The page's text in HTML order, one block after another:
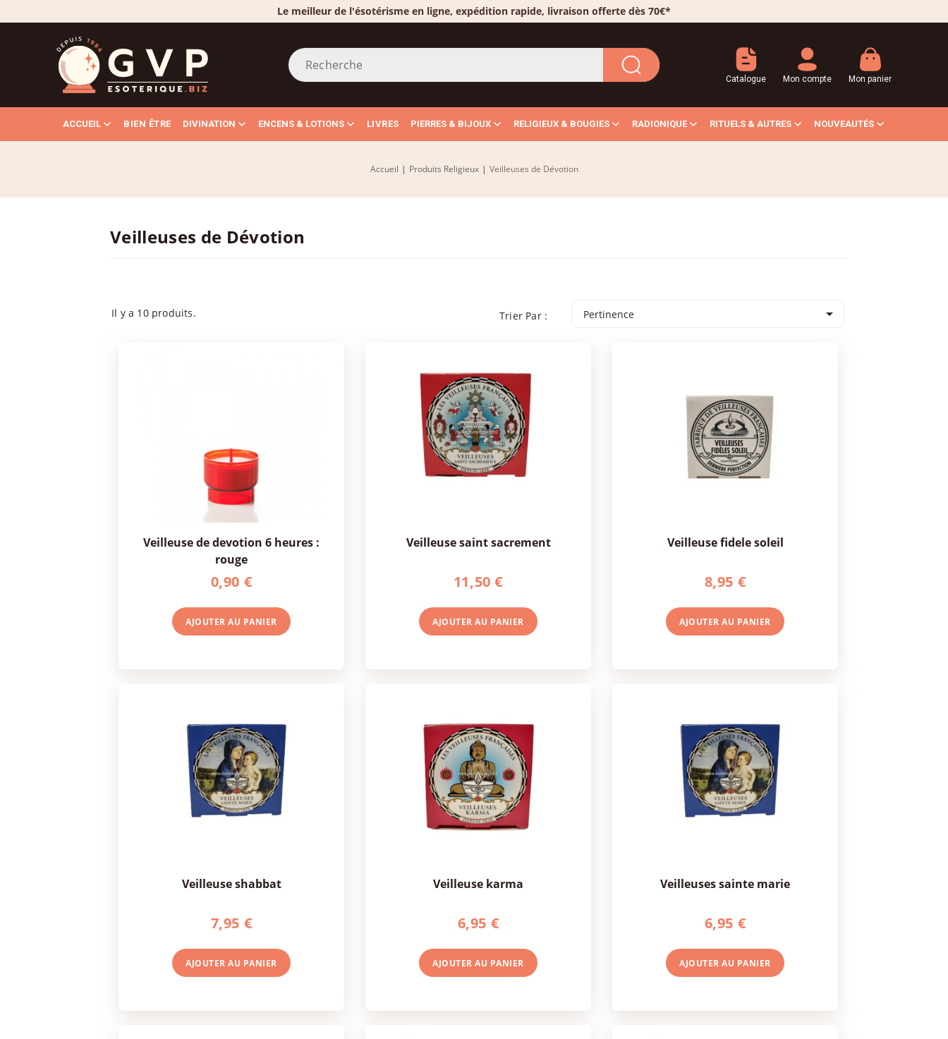
Le meilleur de l'ésotérisme en ligne, expédition rapide, livraison offerte dès 70€*
Catalogue Mon compte Mon panier
ACCUEIL BIEN ÊTRE DIVINATION ENCENS & LOTIONS LIVRES PIERRES & BIJOUX RELIGIEUX & BOUGIES RADIONIQUE RITUELS & AUTRES NOUVEAUTÉS
Accueil | Produits Religieux | Veilleuses de Dévotion
Veilleuses de Dévotion
Il y a 10 produits. Trier Par : Pertinence 
veilleuse de devotion 6 heures :
rouge
0,90 €
AJOUTER AU PANIER
veilleuse saint sacrement
11,50 €
AJOUTER AU PANIER
veilleuse fidele soleil
8,95 €
AJOUTER AU PANIER
veilleuse shabbat
7,95 €
AJOUTER AU PANIER
veilleuse karma
6,95 €
AJOUTER AU PANIER
veilleuses sainte marie
6,95 €
AJOUTER AU PANIER